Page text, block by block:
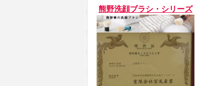
熊野洗顔ブラシ・シリーズ